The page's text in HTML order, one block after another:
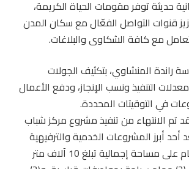
حديثة توفر مقومات الحياة الكريمة،
قنوات التواصل الفعّال مع سكان المدن
مع كافة الشكاوى والبلاغات.
راندة المنشاوي، بتكثيف الجولات
معدلات التنفيذ ونسب الإنجاز، ودفع الأعمال
في التوقيتات المحددة.
تم الانتهاء من تنفيذ مشروع مركز شباب
يُعد أحد أبرز المشروعات الخدمية والترفيهية
بالمدينة، والذي يُقام على مساحة إجمالية تبلغ 10 آلاف متر